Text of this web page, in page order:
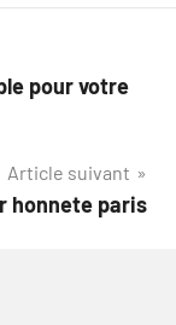
pour votre
Article suivant
honnete paris